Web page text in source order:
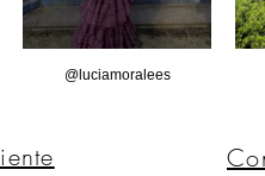
@luciamoralees